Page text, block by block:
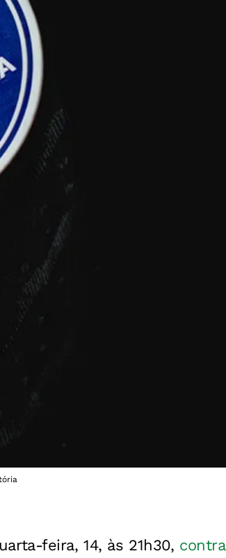
feira, 14, às 21h30, contra